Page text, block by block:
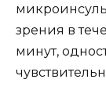
зрения в
минут,